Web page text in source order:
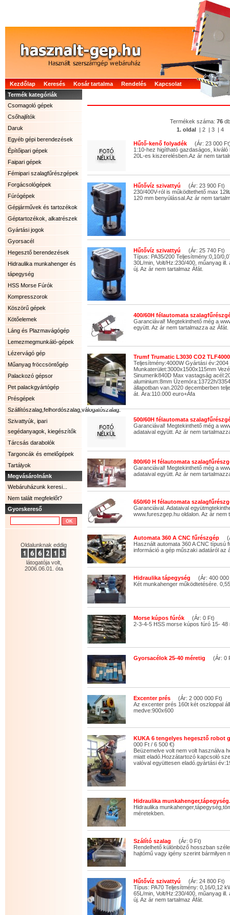
Kezdőlap Keresés Kosár tartalma Rendelés
Kapcsolat
Termék kategóriák
Csomagoló gépek
Csőhajlítók
Daruk
Egyéb gépi berendezések
Építőipari gépek
Faipari gépek
Fémipari szalagfűrészgépek
Forgácsológépek
Fúrógépek
Gépjárművek és tartozékok
Géptartozékok, alkatrészek
Gyártási jogok
Gyorsacél
Hegesztő berendezések
Hidraulika munkahenger és
tápegység
HSS Morse Fúrók
Kompresszorok
Köszörű gépek
Kötőelemek
Láng és Plazmavágógép
Lemezmegmunkáló-gépek
Lézervágó gép
Műanyag fröccsöntőgép
Palackozó gépsor
Pet palackgyártógép
Présgépek
Szállítószalag,felhordószalag,válogatószalag.
Szivattyúk, ipari
segédanyagok, kiegészítők
Tárcsás darabolók
Targoncák és emelőgépek
Tartályok
Megvásárolnánk
Webáruházunk keresi...
Nem talált megfelelőt?
Gyorskereső
Oldalunknak eddig
látogatója volt,
2006.06.01. óta
Termékek száma: 76 db
1. oldal | 2 | 3 | 4
Hűtő-kenő folyadék (Ár: 23 000
1:10-hez higítható gazdaságos,
20L-es kiszerelésben.Az ár nem
Hűtővíz szivattyú (Ár: 23 900 Ft)
230/400V-ról is működtethető max
120 mm benyúlással.Az ár nem
Hűtővíz szivattyú (Ár: 25 740 Ft)
Típus: PA35/200 Teljesítmény:0,10/
30L/min, Volt/Hz:230/400, műanyag
új. Az ár nem tartalmaz Áfát.
400/60H félautomata
Garanciával! Megtekinthető még a
együtt. Az ár nem tartalmazza az Áfát.
Trumf Trumatic L3030 CO2
Teljesítmény:4000W Gyártási év:2004
Munkaterület:3000x1500x115mm
Sinumerik840D Max vastagság
aluminium:8mm Üzemóra:13722h/
állapotban van.2020 decemberben
át. Ára:110.000 euro+Áfa
500/60H félautomata
Garanciával! Megtekinthető még a
adataival együtt. Az ár nem
800/60 H félautomata
Garanciával! Megtekinthető még a
adataival együtt. Az ár nem
650/60 H félautomata
Garanciával. Adataival
www.fureszgep.hu oldalon. Az ár nem
Automata 360 A CNC fűrészgép
Használt automata 360 A CNC típusú
információ a gép műszaki adatáról az
Hidraulika tápegység (Ár: 400 000
Két munkahenger működtetésére.
Morse kúpos fúrók (Ár: 0 Ft)
2-3-4-5 HSS morse kúpos fúró 15- 48
Gyorsacélok 25-40 méretig (Ár: 0
Excenter prés (Ár: 2 000 000 Ft)
Az excenter prés 160t két oszloppal
medve:900x600
KUKA 6 tengelyes hegesztő robot
000 Ft / 6 500 €)
Beüzemelve volt nem volt használva
miatt eladó.Hozzátartozó kapcsoló
valóval együttesen eladó.gyártási
Hidraulika munkahenger,tápegység.
Hidraulika
méretekben.
Szálító szalag (Ár: 0 Ft)
Rendelhető különböző hosszban
hajtómű vagy igény szerint bármilyen
Hűtővíz szivattyú (Ár: 24 800 Ft)
Típus: PA70 Teljesítmény: 0,16/0,12
65L/min, Volt/Hz:230/400, műanyag
új. Az ár nem tartalmaz Áfát.